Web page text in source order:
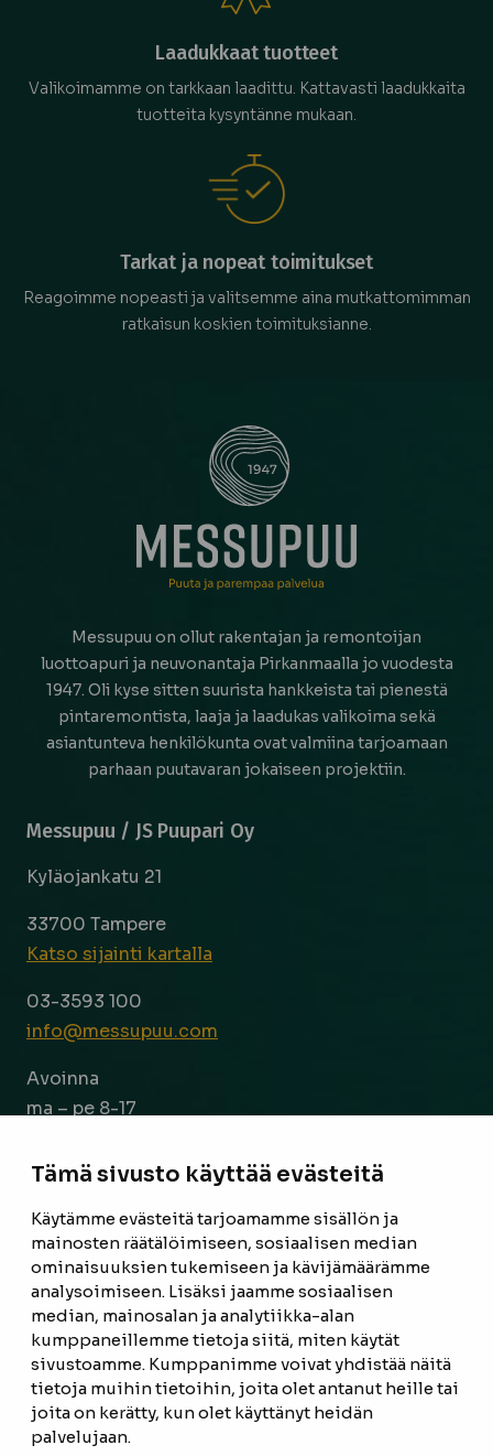
Tämä sivusto käyttää evästeitä
Käytämme evästeitä tarjoamamme sisällön ja
mainosten räätälöimiseen, sosiaalisen median
ominaisuuksien tukemiseen ja kävijämäärämme
analysoimiseen. Lisäksi jaamme sosiaalisen
median, mainosalan ja analytiikka-alan
kumppaneillemme tietoja siitä, miten käytät
sivustoamme. Kumppanimme voivat yhdistää näitä
tietoja muihin tietoihin, joita olet antanut heille tai
joita on kerätty, kun olet käyttänyt heidän
palvelujaan.
Laadukkaat tuotteet
Valikoimamme on tarkkaan laadittu. Kattavasti laadukkaita
tuotteita kysyntänne mukaan.
Tarkat ja nopeat toimitukset
Reagoimme nopeasti ja valitsemme aina mutkattomimman
ratkaisun koskien toimituksianne.
Messupuu on ollut rakentajan ja remontoijan
luottoapuri ja neuvonantaja Pirkanmaalla jo vuodesta
1947. Oli kyse sitten suurista hankkeista tai pienestä
pintaremontista, laaja ja laadukas valikoima sekä
asiantunteva henkilökunta ovat valmiina tarjoamaan
parhaan puutavaran jokaiseen projektiin.
Messupuu / JS Puupari Oy
Kyläojankatu 21
33700 Tampere
Katso sijainti kartalla
03-3593 100
info@messupuu.com
Avoinna
ma – pe 8-17
ETUSIVU
TUOTTEET
REFERENSSIT
OTA YHTEYTTÄ
TIETOSUOJASELOSTE